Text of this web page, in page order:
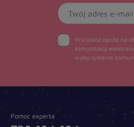
Wyrażasz zgodę na
komunikacji
wykorzystanie
Pomoc experta